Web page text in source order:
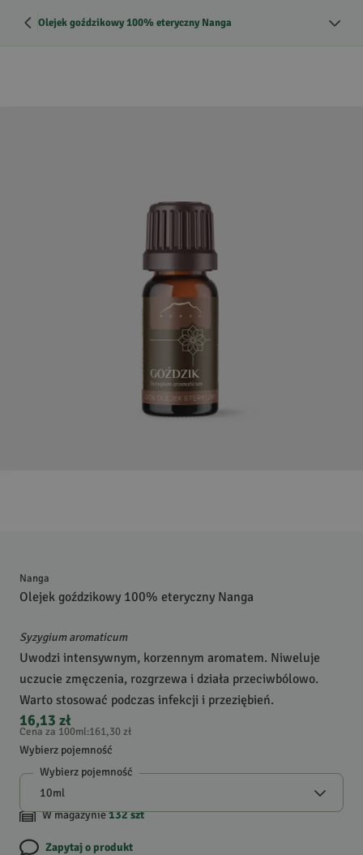
Olejek goździkowy 100% eteryczny Nanga
Nanga
Olejek goździkowy 100% eteryczny Nanga
Syzygium aromaticum
Uwodzi intensywnym, korzennym aromatem. Niweluje
uczucie zmęczenia, rozgrzewa i działa przeciwbólowo.
Warto stosować podczas infekcji i przeziębień.
16,13 zł
Cena za 100ml:161,30 zł
Wybierz pojemność
Wybierz pojemność
W magazynie132szt
Zapytaj o produkt